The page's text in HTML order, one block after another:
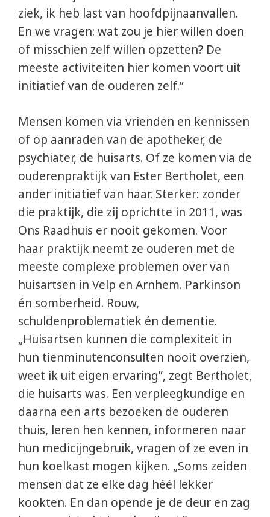
ziek, ik heb last van hoofdpijnaanvallen.
En we vragen: wat zou je hier willen doen
of misschien zelf willen opzetten? De
meeste activiteiten hier komen voort uit
initiatief van de ouderen zelf.”
Mensen komen via vrienden en kennissen
of op aanraden van de apotheker, de
psychiater, de huisarts. Of ze komen via de
ouderenpraktijk van Ester Bertholet, een
ander initiatief van haar. Sterker: zonder
die praktijk, die zij oprichtte in 2011, was
Ons Raadhuis er nooit gekomen. Voor
haar praktijk neemt ze ouderen met de
meeste complexe problemen over van
huisartsen in Velp en Arnhem. Parkinson
én somberheid. Rouw,
schuldenproblematiek én dementie.
„Huisartsen kunnen die complexiteit in
hun tienminutenconsulten nooit overzien,
weet ik uit eigen ervaring”, zegt Bertholet,
die huisarts was. Een verpleegkundige en
daarna een arts bezoeken de ouderen
thuis, leren hen kennen, informeren naar
hun medicijngebruik, vragen of ze even in
hun koelkast mogen kijken. „Soms zeiden
mensen dat ze elke dag héél lekker
kookten. En dan opende je de deur en zag